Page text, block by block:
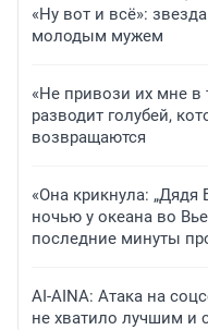
«Ну вот и всё»:
молодым мужем
«Не привози их мне в
разводит голубей,
возвращаются
«Она крикнула: „Дядя
ночью у океана во
последние минуты
AI-AINA: Атака на
не хватило лучшим и